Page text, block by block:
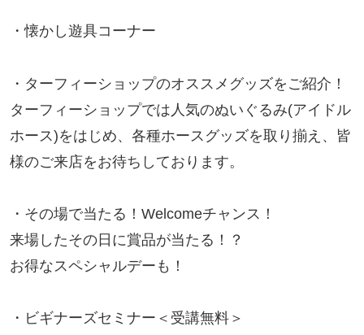
・懐かし遊具コーナー
・ターフィーショップのオススメグッズをご紹介！
ターフィーショップでは人気のぬいぐるみ(アイドル
ホース)をはじめ、各種ホースグッズを取り揃え、皆
様のご来店をお待ちしております。
・その場で当たる！Welcomeチャンス！
来場したその日に賞品が当たる！？
お得なスペシャルデーも！
・ビギナーズセミナー＜受講無料＞